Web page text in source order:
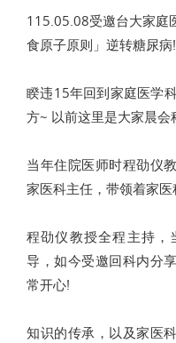
115.05.08受邀台大家庭
食原子原则」逆转糖尿病!
睽违15年回到家庭医学
方~ 以前这里是大家晨
当年住院医师时程劭仪
家医科主任，带领着家
程劭仪教授全程主持，
导，如今受邀回科内分
常开心!
知识的传承，以及家医